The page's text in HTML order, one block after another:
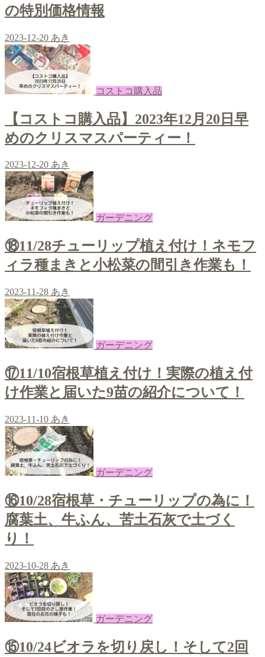
の特別価格情報
2023-12-20 あき
コストコ購入品
【コストコ購入品】2023年12月20日早
めのクリスマスパーティー！
2023-12-20 あき
ガーデニング
⑱11/28チューリップ植え付け！ネモフ
ィラ種まきと小松菜の間引き作業も！
2023-11-28 あき
ガーデニング
⑰11/10宿根草植え付け！実際の植え付
け作業と届いた9苗の紹介について！
2023-11-10 あき
ガーデニング
⑯10/28宿根草・チューリップの為に！
腐葉土、牛ふん、苦土石灰で土づく
り！
2023-10-28 あき
ガーデニング
⑮10/24ビオラを切り戻し！そして2回